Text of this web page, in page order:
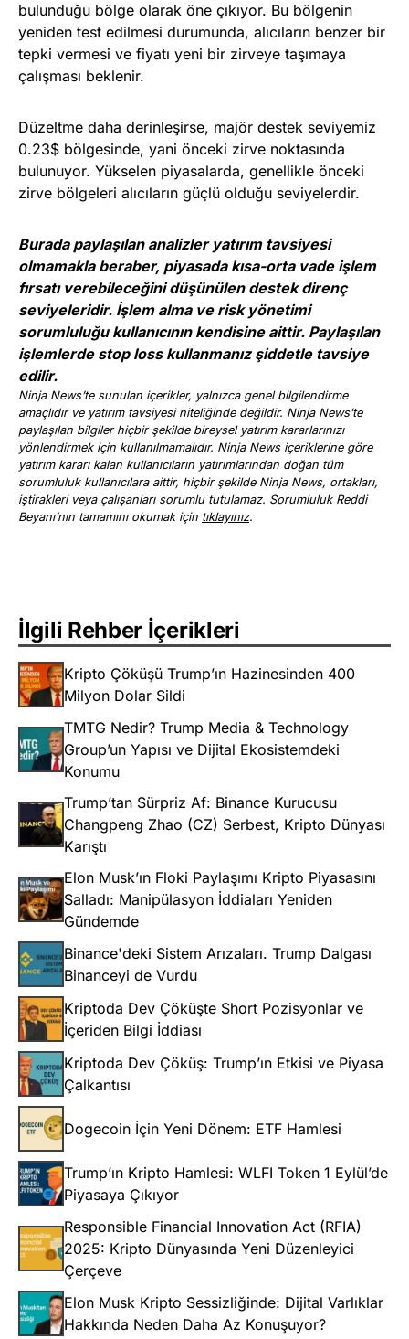
bulunduğu bölge olarak öne çıkıyor. Bu bölgenin
yeniden test edilmesi durumunda, alıcıların benzer bir
tepki vermesi ve fiyatı yeni bir zirveye taşımaya
çalışması beklenir.
Düzeltme daha derinleşirse, majör destek seviyemiz
0.23$ bölgesinde, yani önceki zirve noktasında
bulunuyor. Yükselen piyasalarda, genellikle önceki
zirve bölgeleri alıcıların güçlü olduğu seviyelerdir.
Burada paylaşılan analizler yatırım tavsiyesi
olmamakla beraber, piyasada kısa-orta vade işlem
fırsatı verebileceğini düşünülen destek direnç
seviyeleridir. İşlem alma ve risk yönetimi
sorumluluğu kullanıcının kendisine aittir. Paylaşılan
işlemlerde stop loss kullanmanız şiddetle tavsiye
edilir.
Ninja News’te sunulan içerikler, yalnızca genel bilgilendirme
amaçlıdır ve yatırım tavsiyesi niteliğinde değildir. Ninja News’te
paylaşılan bilgiler hiçbir şekilde bireysel yatırım kararlarınızı
yönlendirmek için kullanılmamalıdır. Ninja News içeriklerine göre
yatırım kararı kalan kullanıcıların yatırımlarından doğan tüm
sorumluluk kullanıcılara aittir, hiçbir şekilde Ninja News, ortakları,
iştirakleri veya çalışanları sorumlu tutulamaz. Sorumluluk Reddi
Beyanı’nın tamamını okumak için tıklayınız.
İlgili Rehber İçerikleri
Kripto Çöküşü Trump’ın Hazinesinden 400
Milyon Dolar Sildi
TMTG Nedir? Trump Media & Technology
Group’un Yapısı ve Dijital Ekosistemdeki
Konumu
Trump’tan Sürpriz Af: Binance Kurucusu
Changpeng Zhao (CZ) Serbest, Kripto Dünyası
Karıştı
Elon Musk’ın Floki Paylaşımı Kripto Piyasasını
Salladı: Manipülasyon İddiaları Yeniden
Gündemde
Binance'deki Sistem Arızaları. Trump Dalgası
Binanceyi de Vurdu
Kriptoda Dev Çöküşte Short Pozisyonlar ve
İçeriden Bilgi İddiası
Kriptoda Dev Çöküş: Trump’ın Etkisi ve Piyasa
Çalkantısı
Dogecoin İçin Yeni Dönem: ETF Hamlesi
Trump’ın Kripto Hamlesi: WLFI Token 1 Eylül’de
Piyasaya Çıkıyor
Responsible Financial Innovation Act (RFIA)
2025: Kripto Dünyasında Yeni Düzenleyici
Çerçeve
Elon Musk Kripto Sessizliğinde: Dijital Varlıklar
Hakkında Neden Daha Az Konuşuyor?